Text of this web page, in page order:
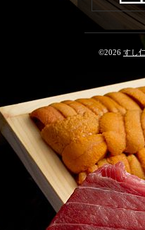
©2026 すし